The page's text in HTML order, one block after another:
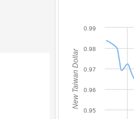
New Taiwan Dollar
0.95
0.96
0.97
0.98
0.99